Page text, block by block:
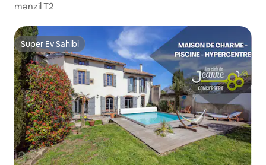
mənzil T2
Super Ev Sahibi
Super Ev Sahibi